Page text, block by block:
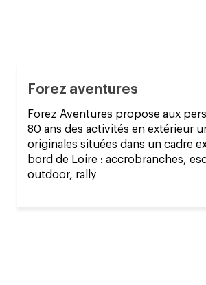
Forez aventures
Forez Aventures propose aux
80 ans des activités en extérieur
originales situées dans un cadre
bord de Loire : accrobranches,
outdoor, rally